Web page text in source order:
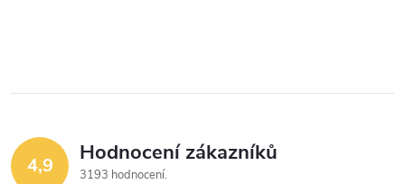
4,9 Hodnocení zákazníků
3193 hodnocení